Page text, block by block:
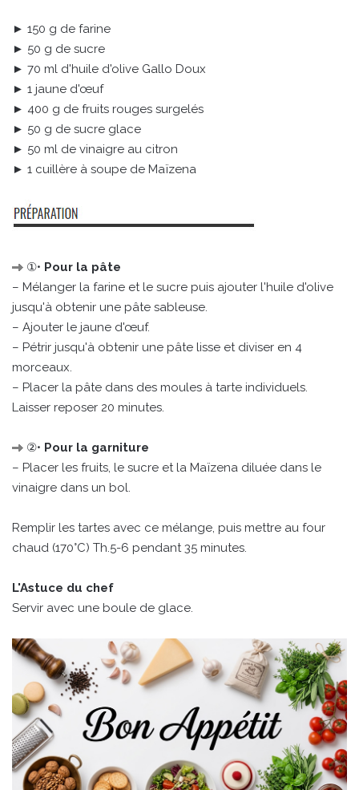
► 150 g de farine
► 50 g de sucre
► 70 ml d'huile d'olive Gallo Doux
► 1 jaune d'œuf
► 400 g de fruits rouges surgelés
► 50 g de sucre glace
► 50 ml de vinaigre au citron
► 1 cuillère à soupe de Maïzena
①• Pour la pâte
– Mélanger la farine et le sucre puis ajouter l'huile d'olive
jusqu'à obtenir une pâte sableuse.
– Ajouter le jaune d'œuf.
– Pétrir jusqu'à obtenir une pâte lisse et diviser en 4
morceaux.
– Placer la pâte dans des moules à tarte individuels.
Laisser reposer 20 minutes.
②• Pour la garniture
– Placer les fruits, le sucre et la Maïzena diluée dans le
vinaigre dans un bol.
Remplir les tartes avec ce mélange, puis mettre au four
chaud (170°C) Th.5-6 pendant 35 minutes.
L'Astuce du chef
Servir avec une boule de glace.